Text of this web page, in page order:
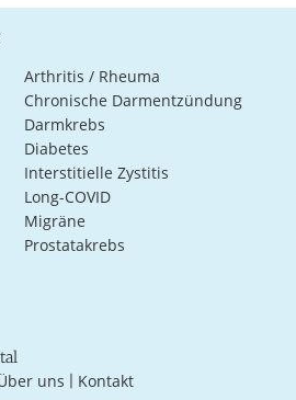
Arthritis / Rheuma
Chronische Darmentzündung
Darmkrebs
Diabetes
Interstitielle Zystitis
Long-COVID
Migräne
Prostatakrebs
uns Kontakt